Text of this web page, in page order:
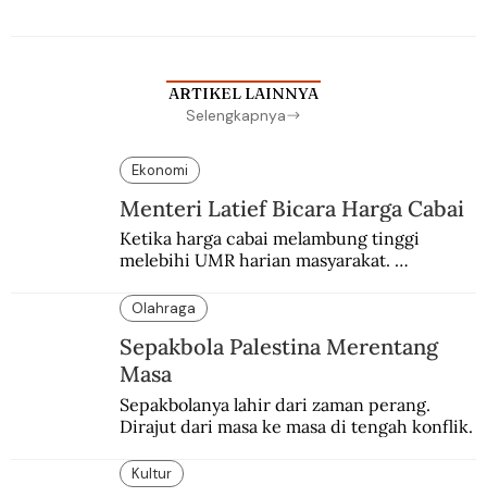
ARTIKEL LAINNYA
Selengkapnya
Ekonomi
Menteri Latief Bicara Harga Cabai
Ketika harga cabai melambung tinggi
melebihi UMR harian masyarakat.
Olahraga
Sepakbola Palestina Merentang
Masa
Sepakbolanya lahir dari zaman perang.
Dirajut dari masa ke masa di tengah konflik.
Kultur